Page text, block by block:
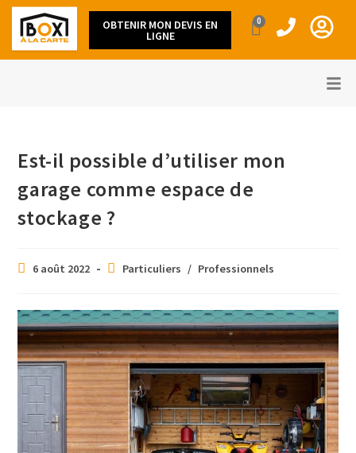
OBTENIR MON DEVIS EN
LIGNE
0
Est-il possible d’utiliser mon
garage comme espace de
stockage ?
6 août 2022 Particuliers / Professionnels